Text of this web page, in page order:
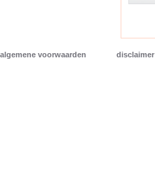
algemene voorwaarden disclaimer